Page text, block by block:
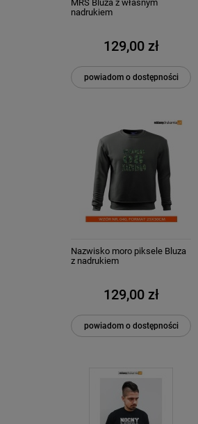
MRS Bluza z własnym
nadrukiem
129,00 zł
powiadom o dostępności
Nazwisko moro piksele Bluza
z nadrukiem
129,00 zł
powiadom o dostępności